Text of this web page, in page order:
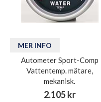
MER INFO
Autometer Sport-Comp
Vattentemp. mätare,
mekanisk.
2.105 kr